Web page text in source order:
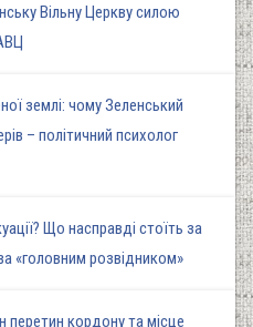
Вільну Церкву силою
землі: чому Зеленський
– політичний психолог
Що насправді стоїть за
«головним розвідником»
кордону та місце